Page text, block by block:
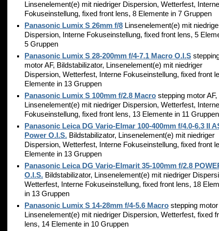
Linsenelement(e) mit niedriger Dispersion, Wetterfest, Interne
Fokuseinstellung, fixed front lens, 8 Elemente in 7 Gruppen
Panasonic Lumix S 26mm f/8 Linsenelement(e) mit
Dispersion, Interne Fokuseinstellung, fixed front lens, 5
5 Gruppen
Panasonic Lumix S 28-200mm f/4-7.1 Macro O.I.S
motor AF, Bildstabilizator, Linsenelement(e) mit niedriger
Dispersion, Wetterfest, Interne Fokuseinstellung, fixed front
Elemente in 13 Gruppen
Panasonic Lumix S 100mm f/2.8 Macro stepping motor AF,
Linsenelement(e) mit niedriger Dispersion, Wetterfest, Interne
Fokuseinstellung, fixed front lens, 13 Elemente in 11 Gruppen
Panasonic Leica DG Vario-Elmar 100-400mm f/4.0-6.3 II
Power O.I.S. Bildstabilizator, Linsenelement(e) mit niedriger
Dispersion, Wetterfest, Interne Fokuseinstellung, fixed front
Elemente in 13 Gruppen
Panasonic Leica DG Vario-Elmarit 35-100mm f/2.8
O.I.S. Bildstabilizator, Linsenelement(e) mit niedriger
Wetterfest, Interne Fokuseinstellung, fixed front lens, 18
in 13 Gruppen
Panasonic Lumix S 14-28mm f/4-5.6 Macro stepping motor
Linsenelement(e) mit niedriger Dispersion, Wetterfest, fixed
lens, 14 Elemente in 10 Gruppen